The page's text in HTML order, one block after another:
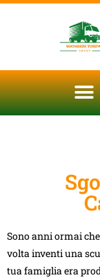
Sono anni ormai
volta inventi una
tua famiglia era